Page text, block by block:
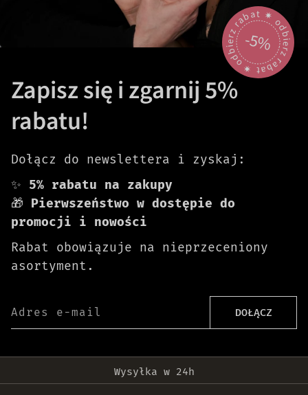
odbierz rabat 🟎 odbierz rabat 🟎
-5%
Zapisz się i zgarnij 5%
rabatu!
Dołącz do newslettera i zyskaj:
✨ 5% rabatu na zakupy
🎁 Pierwszeństwo w dostępie do
promocji i nowości
Rabat obowiązuje na nieprzeceniony
asortyment.
Adres e-mail DOŁĄCZ
Wysyłka w 24h